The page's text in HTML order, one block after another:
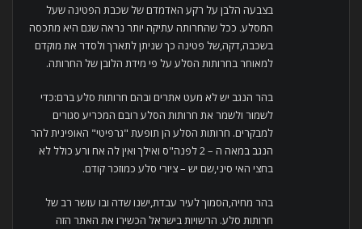
בצבעה הלבן על רקע האדמדם של שכבת הפטינה שעל
המסלע. ככל שהחרותה עתיקה יותר נראה שגם היא מתכסה
בשכבה,דקה,של פטינה כך שניתן לתארך ולסדר את מוקדם
למאוחר בחרותות הסלע על פי מידת הלובן של החרותה.
בהר הנגב יש לא מעט אתרים ובהם חרותות סלע ברם:כדי
לשמור ולשמר את חרותות הסלע רובם המכריע סגורים
למבקרים. חרותות הסלע הן תופעת "גרפיטי" האופינית להר
הנגב במאה ה – 2 לפנה"ס ואילך ואין לה אח ורע כולל לא
בחצי האי סיני,שם יש – ציורי סלע כמוזכר קודם.
בהר מחיה,הסמוך לעיר עבדת,ישנו שדה ובו עושר רב של
חרותות סלע. הרשויות בישראל הכשירו את האתר הזה